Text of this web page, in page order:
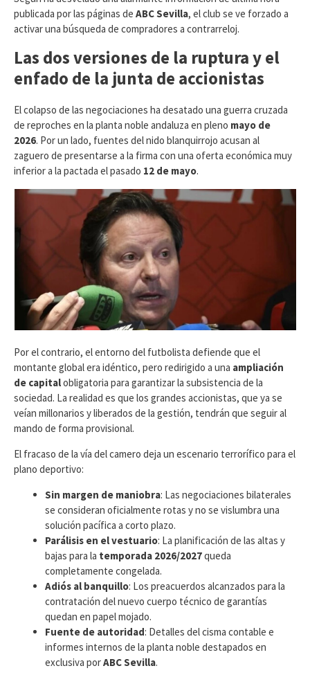
publicada por las páginas de ABC Sevilla, el club se ve forzado a
activar una búsqueda de compradores a contrarreloj.
Las dos versiones de la ruptura y el
enfado de la junta de accionistas
​El colapso de las negociaciones ha desatado una guerra cruzada
de reproches en la planta noble andaluza en pleno mayo de
2026. Por un lado, fuentes del nido blanquirrojo acusan al
zaguero de presentarse a la firma con una oferta económica muy
inferior a la pactada el pasado 12 de mayo.
Por el contrario, el entorno del futbolista defiende que el
montante global era idéntico, pero redirigido a una ampliación
de capitalobligatoria para garantizar la subsistencia de la
sociedad. La realidad es que los grandes accionistas, que ya se
veían millonarios y liberados de la gestión, tendrán que seguir al
mando de forma provisional.
​El fracaso de la vía del camero deja un escenario terrorífico para el
plano deportivo:
Sin margen de maniobra: Las negociaciones bilaterales
se consideran oficialmente rotas y no se vislumbra una
solución pacífica a corto plazo.
Parálisis en el vestuario: La planificación de las altas y
bajas para la temporada 2026/2027queda
completamente congelada.
Adiós al banquillo: Los preacuerdos alcanzados para la
contratación del nuevo cuerpo técnico de garantías
quedan en papel mojado.
Fuente de autoridad: Detalles del cisma contable e
informes internos de la planta noble destapados en
exclusiva porABC Sevilla.